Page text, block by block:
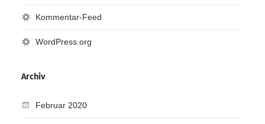
Kommentar-Feed
WordPress.org
Archiv
Februar 2020